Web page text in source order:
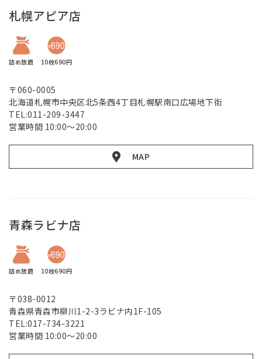
札幌アピア店
詰め放題 10枚690円
〒060-0005
北海道札幌市中央区北5条西4丁目札幌駅南口広場地下街
TEL:011-209-3447
営業時間 10:00～20:00
MAP
青森ラビナ店
詰め放題 10枚690円
〒038-0012
青森県青森市柳川1-2-3ラビナ内1F-105
TEL:017-734-3221
営業時間 10:00～20:00